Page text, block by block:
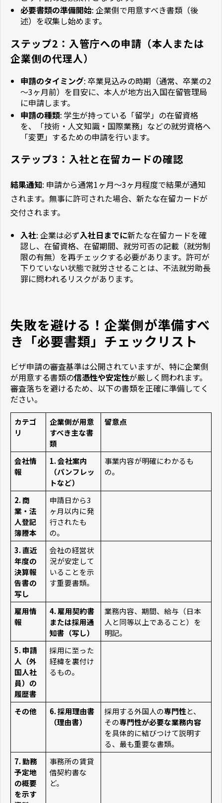
必要書類の準備開始: 企業側で用意すべき書類（後
述）を収集し始めます。
ステップ2：入管庁への申請（本人または
企業側の代理人）
申請のタイミング: 卒業見込みの時期（通常、卒業の2
～3ヶ月前）を目安に、本人が地方出入国在留管理局
に申請します。
申請の種類: 学生が持っている「留学」の在留資格
を、「技術・人文知識・国際業務」などの就労資格へ
「変更」するための申請を行います。
ステップ3：入社と在留カードの確認
結果通知: 申請から通常1ヶ月～3ヶ月程度で結果が通知
されます。無事に許可された場合、新たな在留カードが
交付されます。
入社: 企業は必ず入社日までに新たな在留カードを確
認し、在留資格、在留期間、就労可否の記載（就労制
限の有無）を再チェックする必要があります。許可が
下りていない状態で就労させることは、不法就労助長
罪に問われるリスクがあります。
失敗を避ける！企業側が準備すべ
き「必要書類」チェックリスト
ビザ申請の審査基準は公開されていますが、特に企業側
が用意する書類の信憑性や安定性が厳しく問われます。
審査落ちを避けるため、以下の書類を正確に準備してく
ださい。
カテゴ
リ
企業側が用意
すべき主な書
類
留意点
会社情
報
1. 会社案内
（パンフレッ
トなど）
事業内容が明確にわかるも
の。
2. 商
業・法
人登記
簿謄本
申請日から3
ヶ月以内に発
行されたも
の。
3. 直近
年度の
決算報
告書の
写し
会社の経営状
況が安定して
いることを示
す重要書類。
雇用情
報
4. 雇用契約書
または採用通
知書（写し）
業務内容、期間、給与（日本
人と同等以上であること）を
明記。
5. 申請
人（外
国人社
員）の
履歴書
採用に至った
経緯を裏付け
るもの。
その他
6. 採用理由書
（理由書）
採用する外国人の専門性と、
その専門性が必要な業務内容
を具体的に結びつけて説明す
る、最も重要な書類。
7. 勤務
予定地
の概要
を示す
事務所の賃貸
借契約書な
ど。